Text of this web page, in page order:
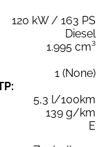
120 kW / 163 PS
Diesel
1.995 cm³
1 (None)
5,3 l/100km
139 g/km
E